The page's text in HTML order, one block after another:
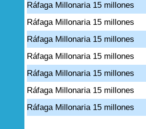
Ráfaga Millonaria 15 millones
Ráfaga Millonaria 15 millones
Ráfaga Millonaria 15 millones
Ráfaga Millonaria 15 millones
Ráfaga Millonaria 15 millones
Ráfaga Millonaria 15 millones
Ráfaga Millonaria 15 millones